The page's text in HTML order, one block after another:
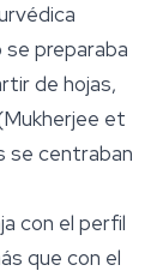
se preparaba
de hojas,
et
se centraban
con el perfil
que con el